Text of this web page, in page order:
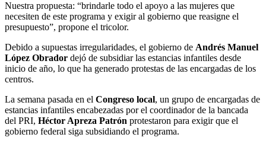
Nuestra propuesta: “brindarle todo el apoyo a las mujeres que
necesiten de este programa y exigir al gobierno que reasigne el
presupuesto”, propone el tricolor.
Debido a supuestas irregularidades, el gobierno de Andrés Manuel
López Obrador dejó de subsidiar las estancias infantiles desde
inicio de año, lo que ha generado protestas de las encargadas de los
centros.
La semana pasada en el Congreso local, un grupo de encargadas de
estancias infantiles encabezadas por el coordinador de la bancada
del PRI, Héctor Apreza Patrón protestaron para exigir que el
gobierno federal siga subsidiando el programa.